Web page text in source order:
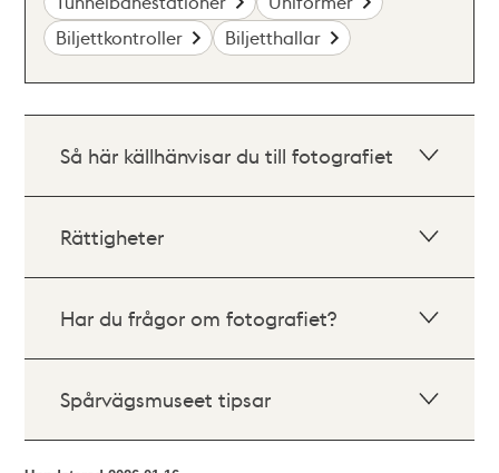
Biljettkontroller
Biljetthallar
Så här källhänvisar du till fotografiet
Rättigheter
Har du frågor om fotografiet?
Spårvägsmuseet tipsar